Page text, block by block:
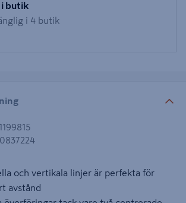
i butik
i 4 butik
1199815
och vertikala linjer är perfekta för
avstånd